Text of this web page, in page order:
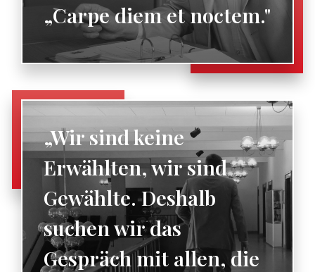
„Carpe diem et noctem."
„Wir sind keine
Erwählten, wir sind
Gewählte. Deshalb
suchen wir das
Gespräch mit allen, die